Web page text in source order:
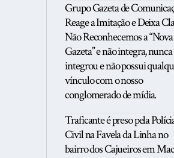
Grupo Gazeta de
Reage a Imitação e Deixa
Não Reconhecemos a “Nova
Gazeta” e não integra, nunca
integrou e não possui
vínculo com o nosso
conglomerado de mídia.
Traficante é preso pela
Civil na Favela da Linha no
bairro dos Cajueiros em